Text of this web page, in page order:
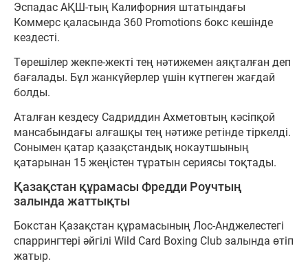
Эспадас АҚШ-тың Калифорния штатындағы
Коммерс қаласында 360 Promotions бокс кешінде
кездесті.
Төрешілер жекпе-жекті тең нәтижемен аяқталған деп
бағалады. Бұл жанкүйерлер үшін күтпеген жағдай
болды.
Аталған кездесу Садриддин Ахметовтың кәсіпқой
мансабындағы алғашқы тең нәтиже ретінде тіркелді.
Сонымен қатар қазақстандық нокаутшының
қатарынан 15 жеңістен тұратын сериясы тоқтады.
Қазақстан құрамасы Фредди Роучтың
залында жаттықты
Бокстан Қазақстан құрамасының Лос-Анджелестегі
спаррингтері әйгілі Wild Card Boxing Club залында өтіп
жатыр.